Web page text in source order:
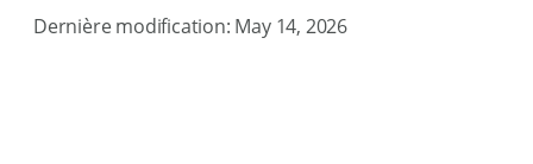
Dernière modification: May 14, 2026